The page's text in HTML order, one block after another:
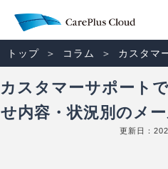
トップ コラム カスタマ
カスタマーサポート
せ内容・状況別のメ
更新日：